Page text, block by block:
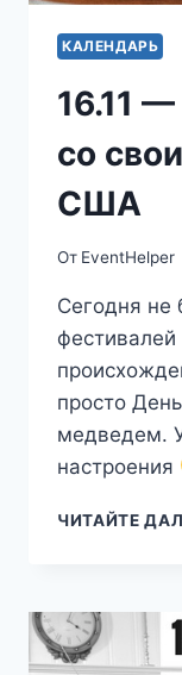
КАЛЕНДАРЬ
16.11
со
США
От EventHelper
Сегодня не
фестивалей
просто
медведем.
настроения
ЧИТАЙТЕ